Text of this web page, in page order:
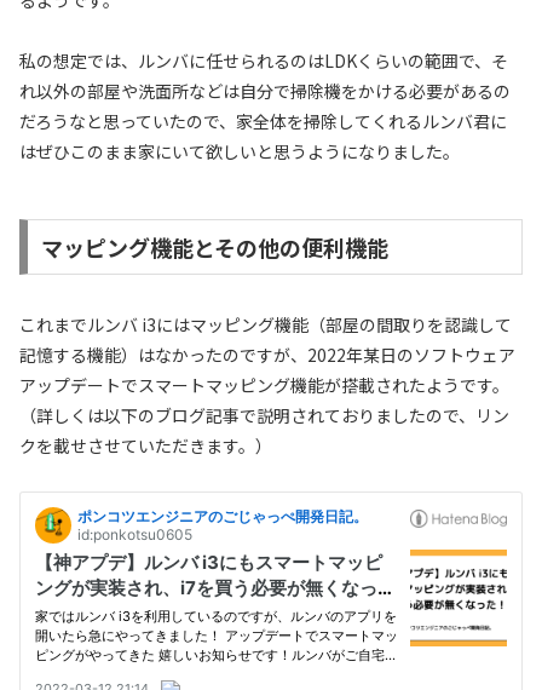
私の想定では、ルンバに任せられるのはLDKくらいの範囲で、そ
れ以外の部屋や洗面所などは自分で掃除機をかける必要があるの
だろうなと思っていたので、家全体を掃除してくれるルンバ君に
はぜひこのまま家にいて欲しいと思うようになりました。
マッピング機能とその他の便利機能
これまでルンバ i3にはマッピング機能（部屋の間取りを認識して
記憶する機能）はなかったのですが、2022年某日のソフトウェア
アップデートでスマートマッピング機能が搭載されたようです。
（詳しくは以下のブログ記事で説明されておりましたので、リン
クを載せさせていただきます。）